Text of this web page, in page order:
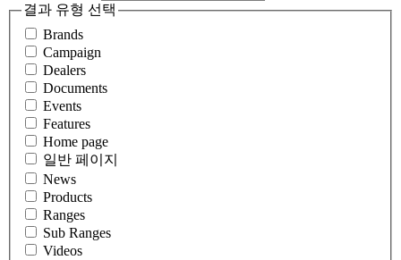
결과 유형 선택
Brands
Campaign
Dealers
Documents
Events
Features
Home page
일반 페이지
News
Products
Ranges
Sub Ranges
Videos